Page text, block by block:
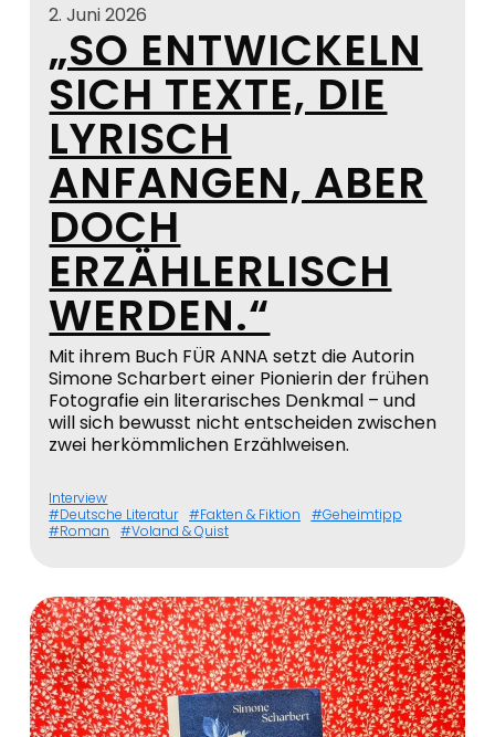
2. Juni 2026
„SO ENTWICKELN
SICH TEXTE, DIE
LYRISCH
ANFANGEN, ABER
DOCH
ERZÄHLERLISCH
WERDEN.“
Mit ihrem Buch FÜR ANNA setzt die Autorin
Simone Scharbert einer Pionierin der frühen
Fotografie ein literarisches Denkmal – und
will sich bewusst nicht entscheiden zwischen
zwei herkömmlichen Erzählweisen.
Interview
Deutsche Literatur
Fakten & Fiktion
Geheimtipp
Roman
Voland & Quist